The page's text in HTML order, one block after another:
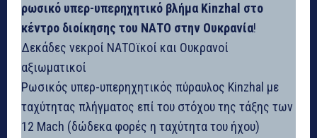
ρωσικό υπερ-υπερηχητικό βλήμα Kinzhal στο
κέντρο διοίκησης του ΝΑΤΟ στην Ουκρανία!
Δεκάδες νεκροί ΝΑΤΟϊκοί και Ουκρανοί
αξιωματικοί
Ρωσικός υπερ-υπερηχητικός πύραυλος Kinzhal με
ταχύτητας πλήγματος επί του στόχου της τάξης των
12 Mach (δώδεκα φορές η ταχύτητα του ήχου)